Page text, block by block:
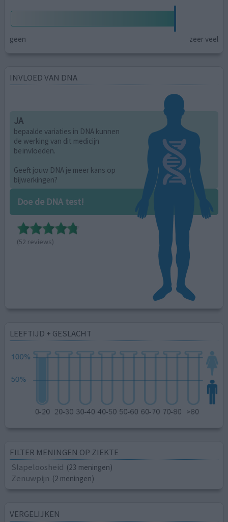
geen zeer veel
INVLOED VAN DNA
JA
bepaalde variaties in DNA kunnen
de werking van dit medicijn
beïnvloeden.
Geeft jouw DNA je meer kans op
bijwerkingen?
Doe de DNA test!
(52 reviews)
LEEFTIJD + GESLACHT
FILTER MENINGEN OP ZIEKTE
Slapeloosheid (23 meningen)
Zenuwpijn (2 meningen)
VERGELIJKEN